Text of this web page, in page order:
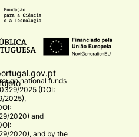
national funds
2025 (DOI:
2025),
2020) and
2020), and by the